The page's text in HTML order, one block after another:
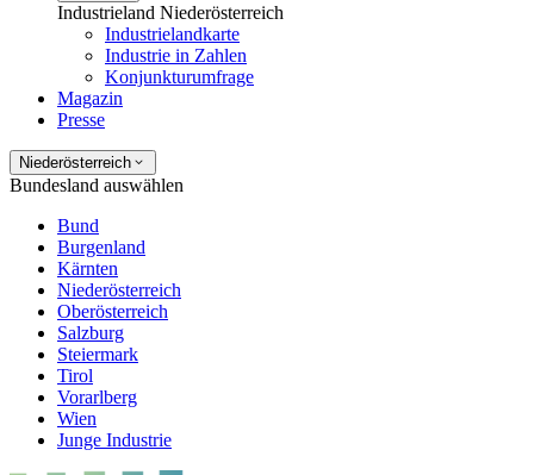
Industrieland Niederösterreich
Industrielandkarte
Industrie in Zahlen
Konjunkturumfrage
Magazin
Presse
Niederösterreich
Bundesland auswählen
Bund
Burgenland
Kärnten
Niederösterreich
Oberösterreich
Salzburg
Steiermark
Tirol
Vorarlberg
Wien
Junge Industrie